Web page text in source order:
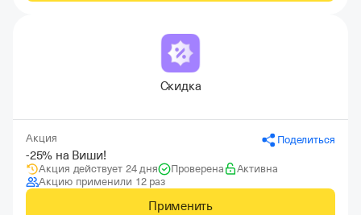
Скидка
Акция Поделиться
-25% на Виши!
Акция действует 24 дня Проверена
Активна
Акцию применили 12 раз
Применить